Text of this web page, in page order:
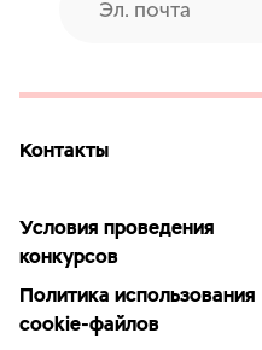
Контакты
Условия проведения
конкурсов
Политика использования
cookie-файлов